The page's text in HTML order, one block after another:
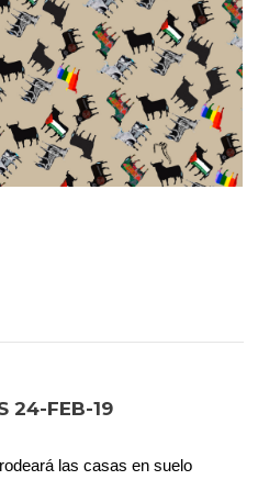
24-FEB-19
las casas en suelo